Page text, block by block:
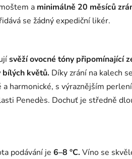
a minimálně 20 měsíců
se žádný expediční likér.
svěží ovocné tóny připomínající
bílých květů. Díky zrání na kalech
a harmonické, s výraznějším
Penedès. Dochuť je středně
podávání je 6–8 °C. Víno se